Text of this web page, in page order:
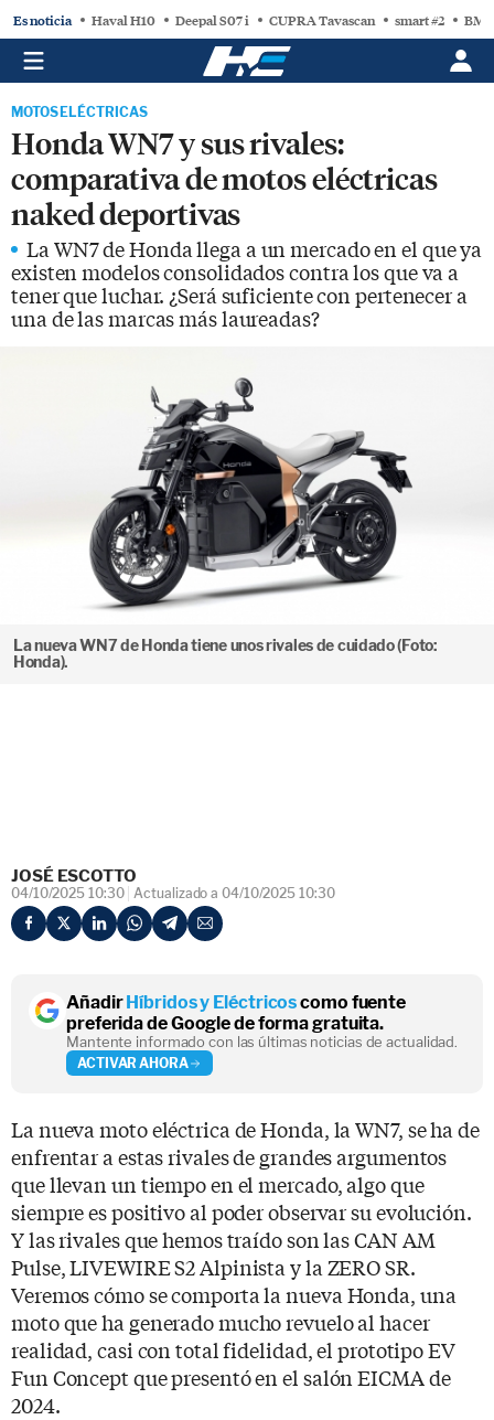
Es noticia Haval H10 Deepal S07 i CUPRA Tavascan smart #2
MOTOS ELÉCTRICAS
Honda WN7 y sus rivales:
comparativa de motos eléctricas
naked deportivas
La WN7 de Honda llega a un mercado en el que ya
existen modelos consolidados contra los que va a
tener que luchar. ¿Será suficiente con pertenecer a
una de las marcas más laureadas?
La nueva WN7 de Honda tiene unos rivales de cuidado (Foto:
Honda).
JOSÉ ESCOTTO
04/10/2025 10:30 Actualizado a 04/10/2025 10:30
AñadirHíbridos y Eléctricoscomo fuente
preferida de Google de forma gratuita.
Mantente informado con las últimas noticias de actualidad.
ACTIVAR AHORA
La nueva moto eléctrica de Honda, la WN7, se ha de
enfrentar a estas rivales de grandes argumentos
que llevan un tiempo en el mercado, algo que
siempre es positivo al poder observar su evolución.
Y las rivales que hemos traído son las CAN AM
Pulse, LIVEWIRE S2 Alpinista y la ZERO SR.
Veremos cómo se comporta la nueva Honda, una
moto que ha generado mucho revuelo al hacer
realidad, casi con total fidelidad, el prototipo EV
Fun Concept que presentó en el salón EICMA de
2024.